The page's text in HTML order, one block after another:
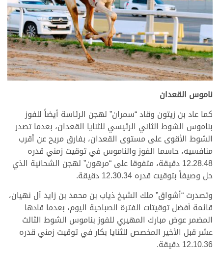
ناموس القعدان
كما عاد بن زيتون وقاد “سمران” لهجن الرئاسة أيضاً للفوز
بناموس الشوط الثاني الرئيسي للثنايا القعدان، بعدما تصدر
الشوط الأقوى على مستوى القعدان، بفارق مريح عن أقرب
منافسيه، حاسما الفوز والناموس في توقيت زمني قدره
12.28.48 دقيقة، متفوقا على “مرهون” لهجن الشحانية الذي
حل وصيفاً بتوقيت قدره 12.30.34 دقيقة.
وتصدرت “أشواق” ملك الشيخ ذياب بن محمد بن زايد آل نهيان،
قائمة أفضل توقيتات الفترة الصباحية اليوم، بعدما قادها
المضمر عوض مبارك المهيري للفوز بناموس الشوط الثالث
عشر قبل الأخير المخصص للثنايا بكار في توقيت زمني قدره
12.10.36 دقيقة.